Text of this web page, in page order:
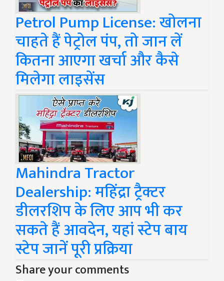
Petrol Pump License: खोलना
चाहते हैं पेट्रोल पंप, तो जान लें
कितना आएगा खर्चा और कैसे
मिलेगा लाइसेंस
Mahindra Tractor
Dealership: महिंद्रा ट्रैक्टर
डीलरशिप के लिए आप भी कर
सकते हैं आवदेन, यहां स्टेप बाय
स्टेप जानें पूरी प्रक्रिया
Share your comments